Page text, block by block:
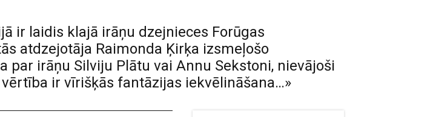
ir laidis klajā irāņu dzejnieces Forūgas
atdzejotāja Raimonda Ķirķa izsmeļošo
par irāņu Silviju Plātu vai Annu Sekstoni, nievājoši
ir vīrišķās fantāzijas iekvēlināšana…»